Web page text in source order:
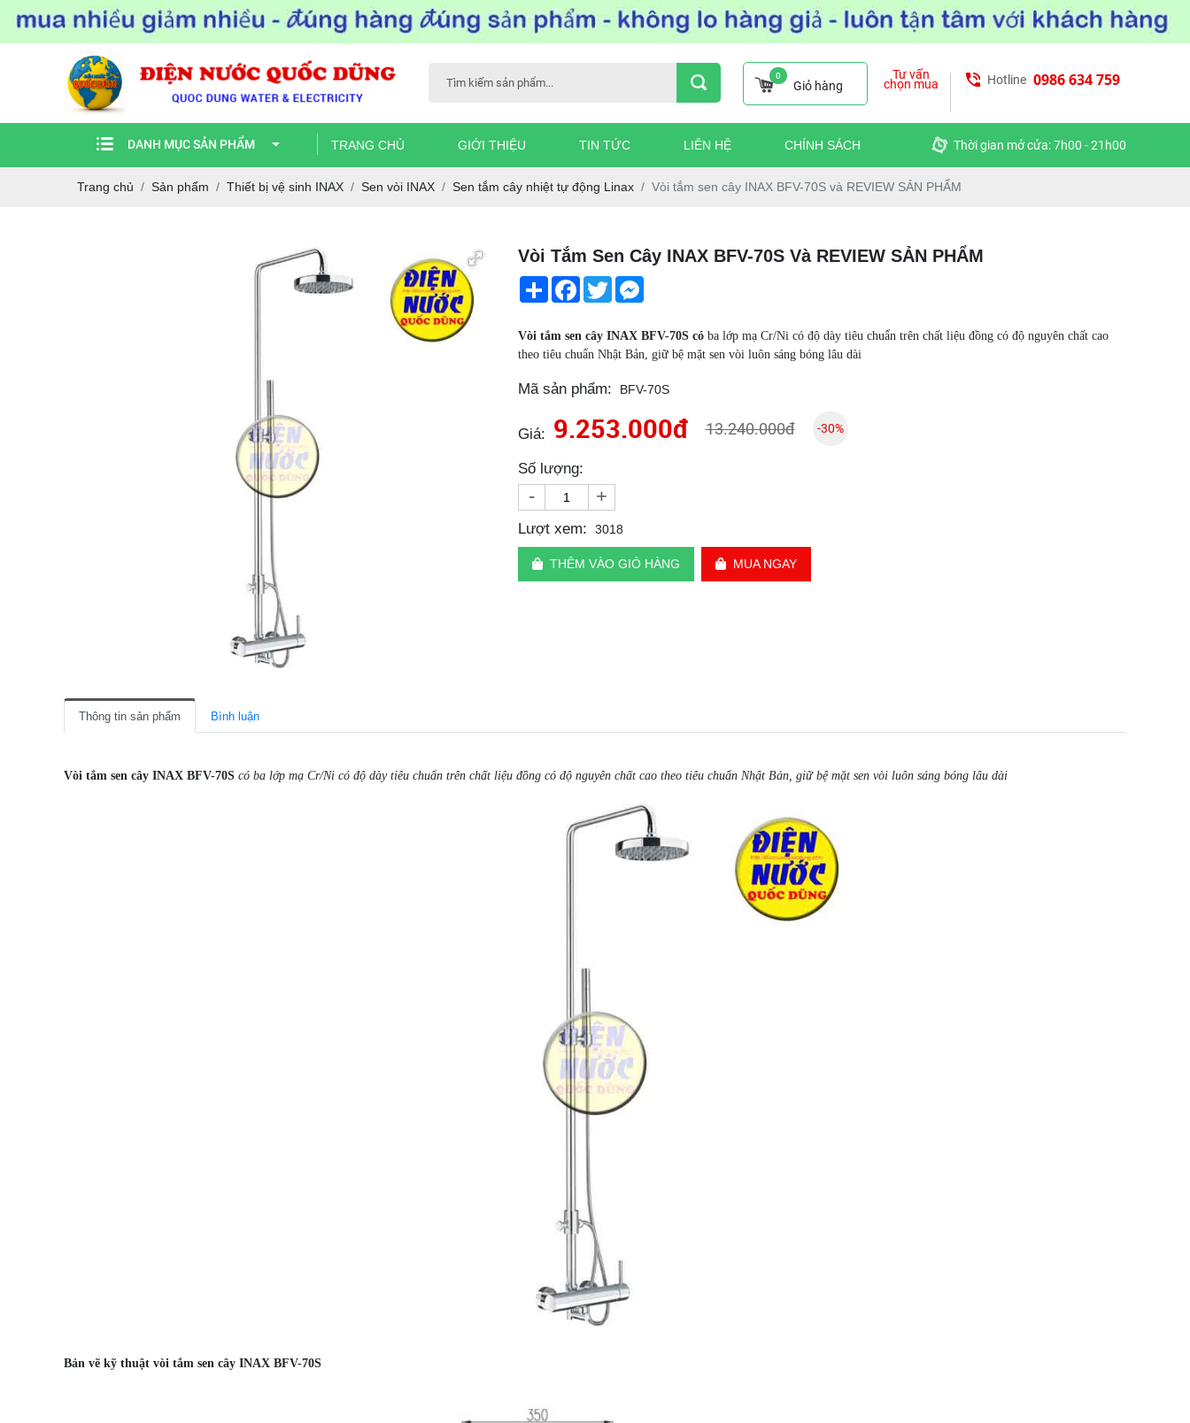
0
Giỏ hàng
Tư vấn
chọn mua Hotline 0986 634 759
DANH MỤC SẢN PHẨM TRANG CHỦ GIỚI THIỆU TIN TỨC LIÊN HỆ CHÍNH SÁCH Thời gian mở cửa: 7h00 - 21h00
Trang chủ Sản phẩm Thiết bị vệ sinh INAX Sen vòi INAX Sen tắm cây nhiệt tự động Linax Vòi tắm sen cây INAX BFV-70S và REVIEW SẢN PHẨM
Vòi Tắm Sen Cây INAX BFV-70S Và REVIEW SẢN PHẨM
ShareFacebook
TwitterMessenger
Vòi tắm sen cây INAX BFV-70S cóba lớp mạ Cr/Ni có độ dày tiêu chuẩn trên chất liệu đồng có độ nguyên chất cao
theo tiêu chuẩn Nhật Bản, giữ bệ mặt sen vòi luôn sáng bóng lâu dài
Mã sản phẩm: BFV-70S
Giá: 9.253.000đ 13.240.000đ -30%
Số lượng:
- +
Lượt xem: 3018
THÊM VÀO GIỎ HÀNG MUA NGAY
Thông tin sản phẩm Bình luận
Vòi tắm sen cây INAX BFV-70S có ba lớp mạ Cr/Ni có độ dày tiêu chuẩn trên chất liệu đồng có độ nguyên chất cao theo tiêu chuẩn Nhật Bản, giữ bệ mặt sen vòi luôn sáng bóng lâu dài
Bản vẽ kỹ thuật vòi tắm sen cây INAX BFV-70S